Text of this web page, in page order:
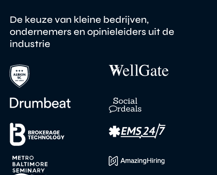
De keuze van kleine bedrijven,
ondernemers en opinieleiders uit de
industrie